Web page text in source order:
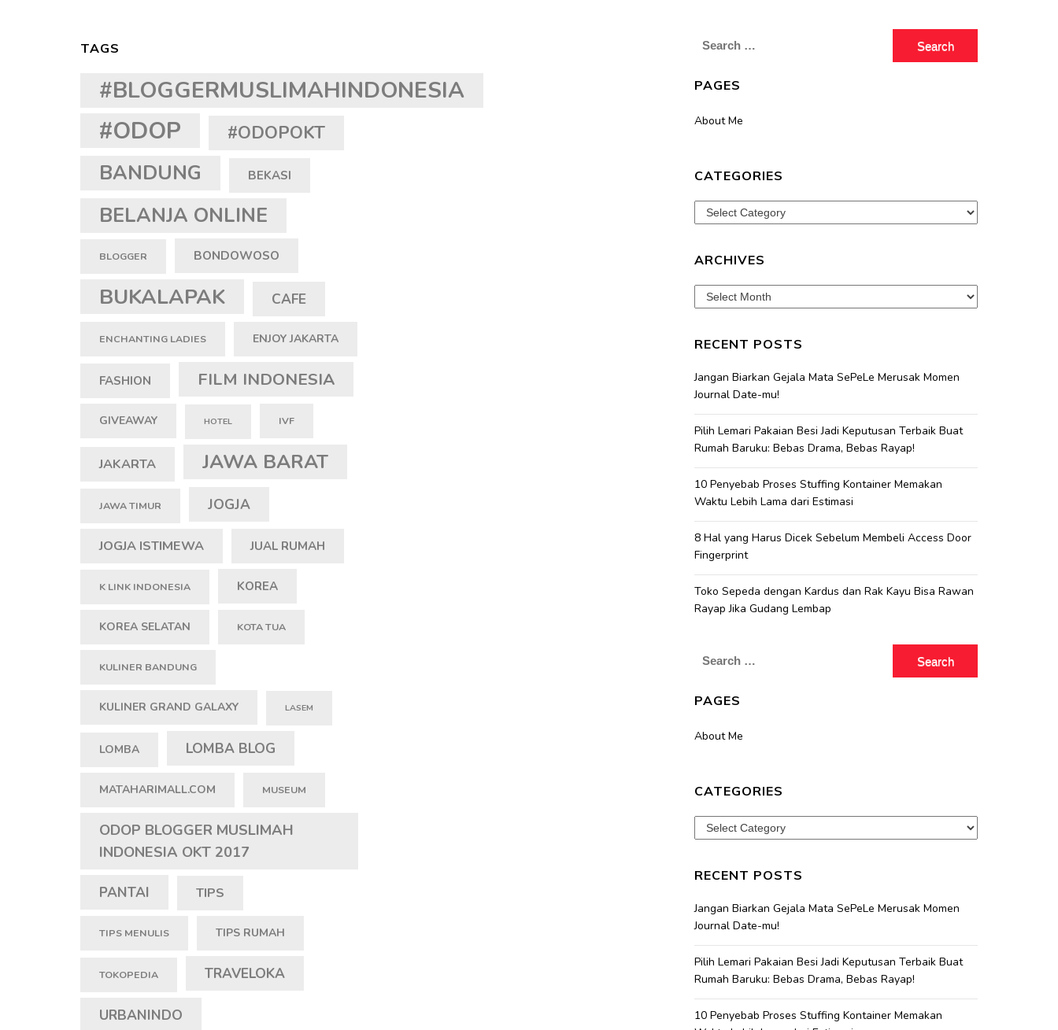
TAGS
#BLOGGERMUSLIMAHINDONESIA
#ODOP #ODOPOKT
BANDUNG BEKASI
BELANJA ONLINE
BLOGGER BONDOWOSO
BUKALAPAK CAFE
ENCHANTING LADIES ENJOY JAKARTA
FASHION FILM INDONESIA
GIVEAWAY HOTEL IVF
JAKARTA JAWA BARAT
JAWA TIMUR JOGJA
JOGJA ISTIMEWA JUAL RUMAH
K LINK INDONESIA KOREA
KOREA SELATAN KOTA TUA
KULINER BANDUNG
KULINER GRAND GALAXY LASEM
LOMBA LOMBA BLOG
MATAHARIMALL.COM MUSEUM
ODOP BLOGGER MUSLIMAH
INDONESIA OKT 2017
PANTAI TIPS
TIPS MENULIS TIPS RUMAH
TOKOPEDIA TRAVELOKA
URBANINDO
Search
PAGES
About Me
CATEGORIES
Categories
ARCHIVES
Archives
RECENT POSTS
Jangan Biarkan Gejala Mata SePeLe Merusak Momen
Journal Date-mu!
Pilih Lemari Pakaian Besi Jadi Keputusan Terbaik Buat
Rumah Baruku: Bebas Drama, Bebas Rayap!
10 Penyebab Proses Stuffing Kontainer Memakan
Waktu Lebih Lama dari Estimasi
8 Hal yang Harus Dicek Sebelum Membeli Access Door
Fingerprint
Toko Sepeda dengan Kardus dan Rak Kayu Bisa Rawan
Rayap Jika Gudang Lembap
Search
PAGES
About Me
CATEGORIES
Categories
RECENT POSTS
Jangan Biarkan Gejala Mata SePeLe Merusak Momen
Journal Date-mu!
Pilih Lemari Pakaian Besi Jadi Keputusan Terbaik Buat
Rumah Baruku: Bebas Drama, Bebas Rayap!
10 Penyebab Proses Stuffing Kontainer Memakan